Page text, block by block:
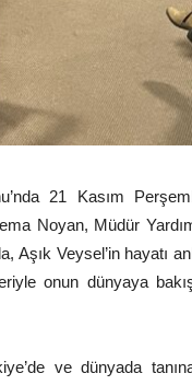
21 Kasım
Noyan, Müdür
Veysel’in hayatı
onun dünyaya
ve dünyada